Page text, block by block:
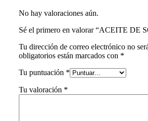
No hay valoraciones aún.
Sé el primero en valorar “ACEITE DE
Tu dirección de correo electrónico no
obligatorios están marcados con *
Tu puntuación *
Tu valoración *